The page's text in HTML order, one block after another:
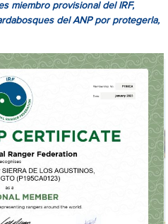
miembro provisional del IRF,
del ANP por protegerla,